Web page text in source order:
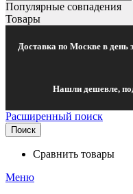
Популярные совпадения
Товары
Доставка по Москве в день
Нашли дешевле,
Расширенный поиск
Поиск
Сравнить товары
Меню